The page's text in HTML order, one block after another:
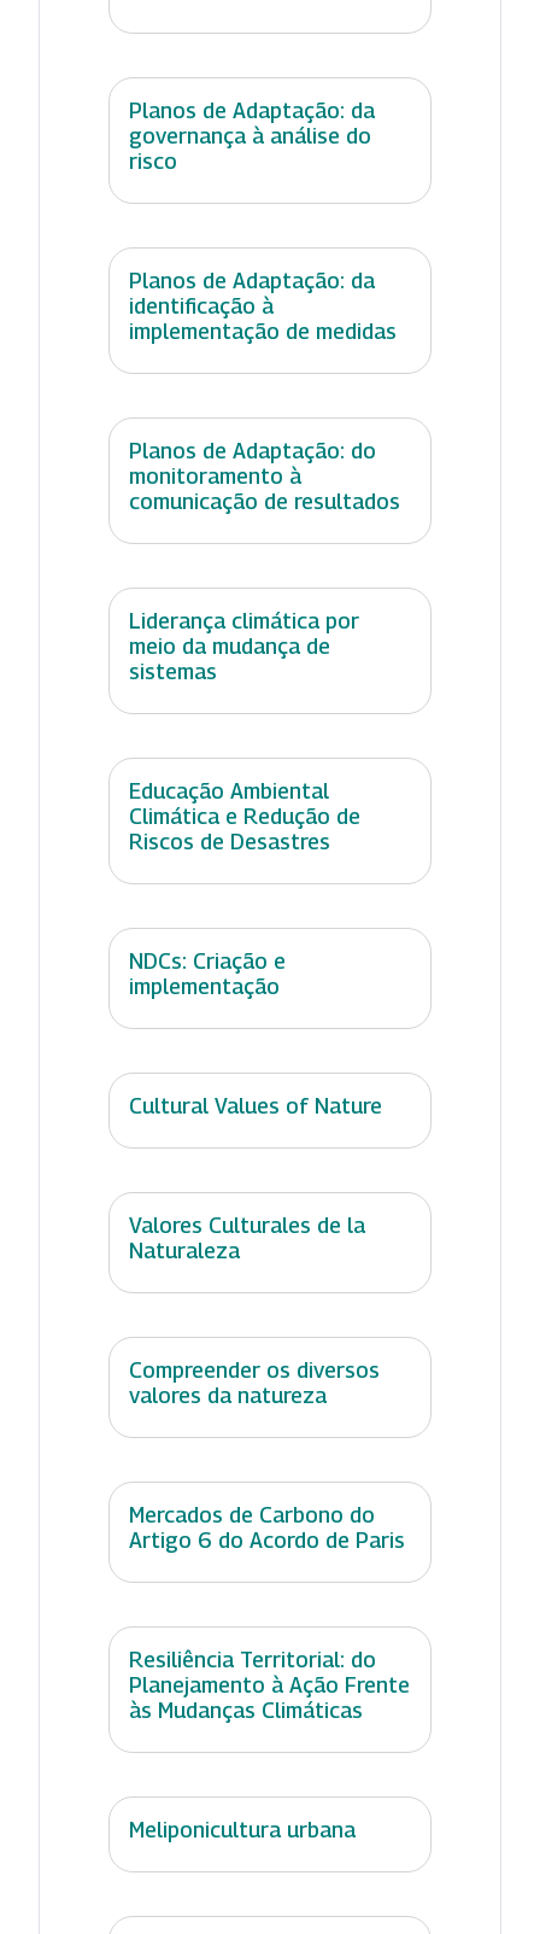
Planos de Adaptação: da
governança à análise do
risco
Planos de Adaptação: da
identificação à
implementação de medidas
Planos de Adaptação: do
monitoramento à
comunicação de resultados
Liderança climática por
meio da mudança de
sistemas
Educação Ambiental
Climática e Redução de
Riscos de Desastres
NDCs: Criação e
implementação
Cultural Values of Nature
Valores Culturales de la
Naturaleza
Compreender os diversos
valores da natureza
Mercados de Carbono do
Artigo 6 do Acordo de Paris
Resiliência Territorial: do
Planejamento à Ação Frente
às Mudanças Climáticas
Meliponicultura urbana